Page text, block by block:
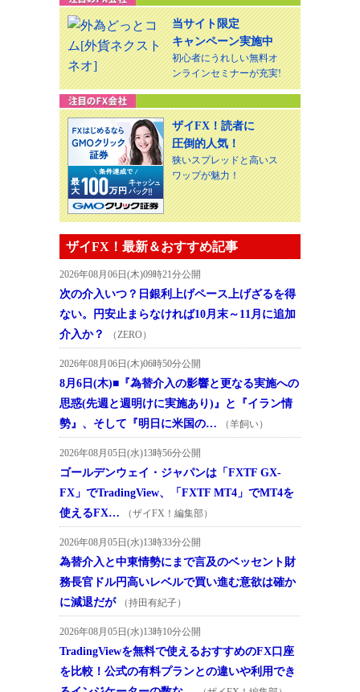
当サイト限定
キャンペーン実施中
初心者にうれしい無料オ
ンラインセミナーが充実!
ザイFX！読者に
圧倒的人気！
狭いスプレッドと高いス
ワップが魅力！
ザイFX！最新＆おすすめ記事
2026年08月06日(木)09時21分公開
次の介入いつ？日銀利上げペース上げざるを得
ない。円安止まらなければ10月末～11月に追加
介入か？
（ZERO）
2026年08月06日(木)06時50分公開
8月6日(木)■『為替介入の影響と更なる実施への
思惑(先週と週明けに実施あり)』と『イラン情
勢』、そして『明日に米国の…
（羊飼い）
2026年08月05日(水)13時56分公開
ゴールデンウェイ・ジャパンは「FXTF GX-
FX」でTradingView、「FXTF MT4」でMT4を
使えるFX…
（ザイFX！編集部）
2026年08月05日(水)13時33分公開
為替介入と中東情勢にまで言及のベッセント財
務長官ドル円高いレベルで買い進む意欲は確か
に減退だが
（持田有紀子）
2026年08月05日(水)13時10分公開
TradingViewを無料で使えるおすすめのFX口座
を比較！公式の有料プランとの違いや利用でき